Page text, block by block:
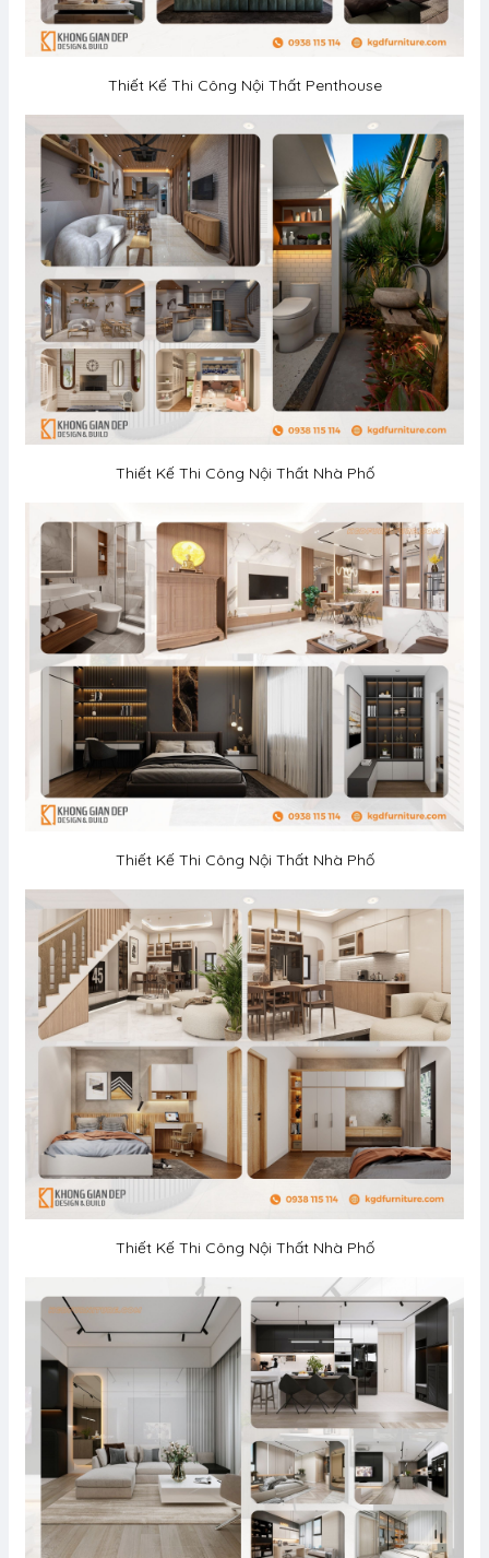
Thiết Kế Thi Công Nội Thất Penthouse
Thiết Kế Thi Công Nội Thất Nhà Phố
Thiết Kế Thi Công Nội Thất Nhà Phố
Thiết Kế Thi Công Nội Thất Nhà Phố